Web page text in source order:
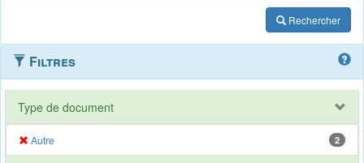
Rechercher
Filtres
Type de document
Autre 2